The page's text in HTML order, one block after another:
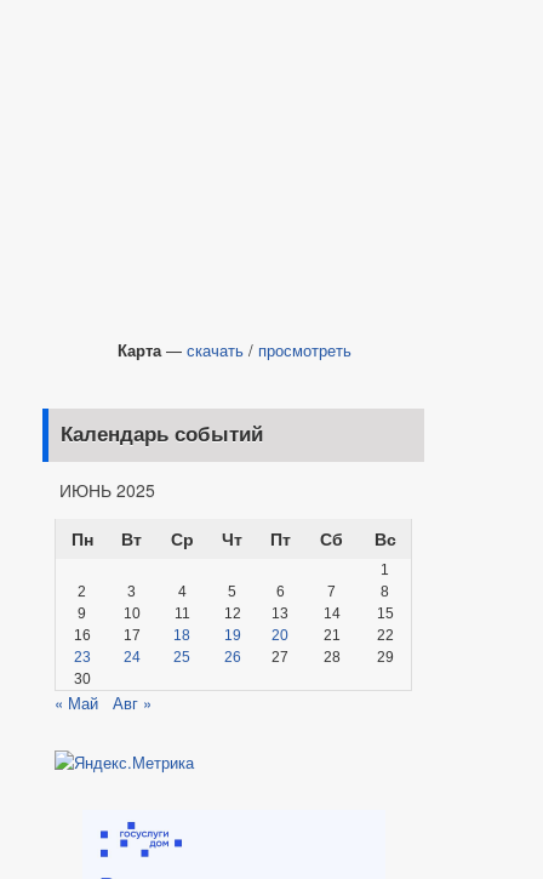
Карта — скачать / просмотреть
Календарь событий
ИЮНЬ 2025
Пн
Вт Ср Чт Пт Сб Вс
1
2
3 4 5 6 7
8
9
10 11 12 13 14
15
16
17 18 19 20 21
22
23
24 25 26 27 28
29
30
« Май Авг »